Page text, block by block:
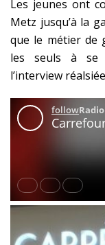
Les jeunes ont
Metz jusqu’à la
que le métier de
les seuls à se
l’interview